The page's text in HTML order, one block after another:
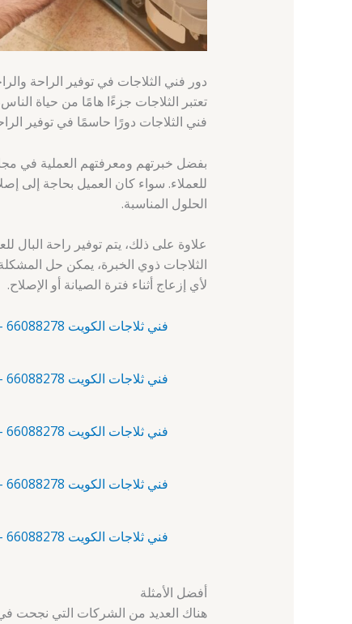
دور فني الثلاجات في توفير الراحة
تعتبر الثلاجات جزءًا هامًا من حياة
فني الثلاجات دورًا حاسمًا في توفير
بفضل خبرتهم ومعرفتهم العملية في
للعملاء. سواء كان العميل بحاجة إلى
الحلول المناسبة.
علاوة على ذلك، يتم توفير راحة البال
الثلاجات ذوي الخبرة، يمكن حل
لأي إزعاج أثناء فترة الصيانة أو الإصلاح.
فني ثلاجات الكويت 66088278 – آلبدع – فني تصليح ثلاجات الكويت
فني ثلاجات الكويت 66088278 – أبرق خيطان – فني ثلاجات
فني ثلاجات الكويت 66088278 – أبو الحصانية – فني تصليح ثلاجات
فني ثلاجات الكويت 66088278 – أبو حليفة – فني تصليح ثلاجات الكويت
فني ثلاجات الكويت 66088278 – أبو فطيرة – فني ثلاجات
أفضل الأمثلة
هناك العديد من الشركات التي نجحت في